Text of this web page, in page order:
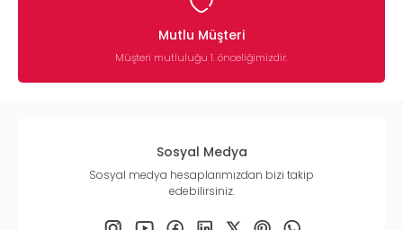
Mutlu Müşteri
Müşteri mutluluğu 1. önceliğimizdir.
Sosyal Medya
Sosyal medya hesaplarımızdan bizi takip
edebilirsiniz.